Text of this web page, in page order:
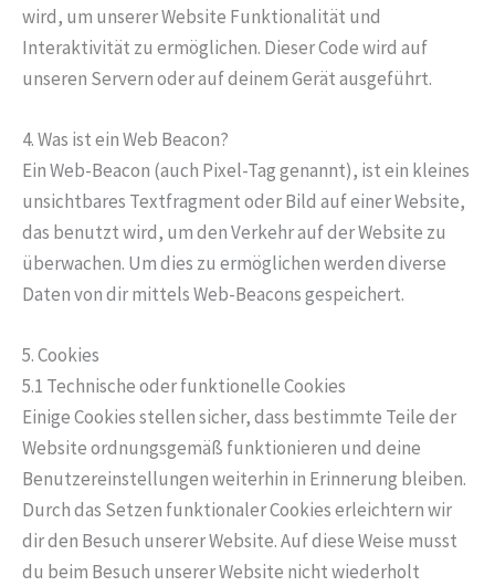
wird, um unserer Website Funktionalität und
Interaktivität zu ermöglichen. Dieser Code wird auf
unseren Servern oder auf deinem Gerät ausgeführt.
4. Was ist ein Web Beacon?
Ein Web-Beacon (auch Pixel-Tag genannt), ist ein kleines
unsichtbares Textfragment oder Bild auf einer Website,
das benutzt wird, um den Verkehr auf der Website zu
überwachen. Um dies zu ermöglichen werden diverse
Daten von dir mittels Web-Beacons gespeichert.
5. Cookies
5.1 Technische oder funktionelle Cookies
Einige Cookies stellen sicher, dass bestimmte Teile der
Website ordnungsgemäß funktionieren und deine
Benutzereinstellungen weiterhin in Erinnerung bleiben.
Durch das Setzen funktionaler Cookies erleichtern wir
dir den Besuch unserer Website. Auf diese Weise musst
du beim Besuch unserer Website nicht wiederholt